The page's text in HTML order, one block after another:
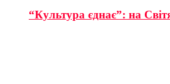
“Культура єднає”: на